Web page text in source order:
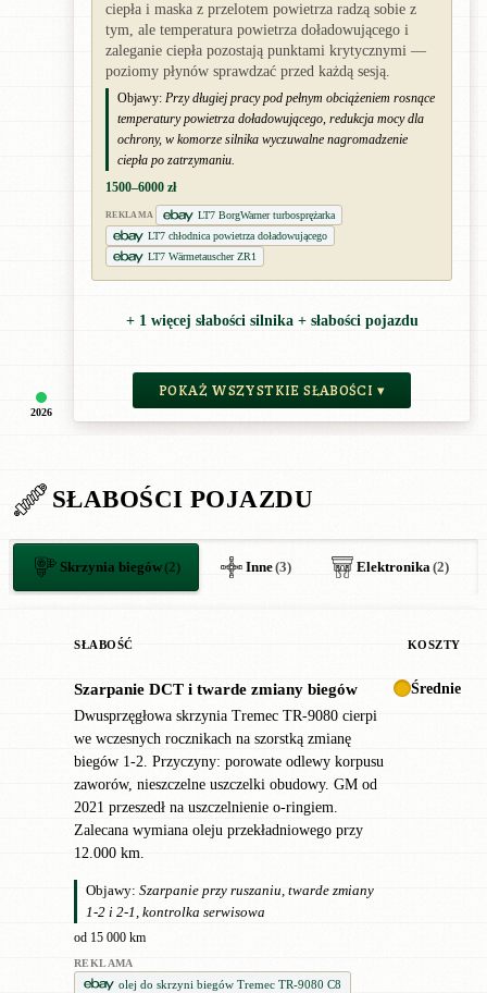
2026
ciepła i maska z przelotem powietrza radzą sobie z
tym, ale temperatura powietrza doładowującego i
zaleganie ciepła pozostają punktami krytycznymi —
poziomy płynów sprawdzać przed każdą sesją.
Objawy: Przy długiej pracy pod pełnym obciążeniem rosnące
temperatury powietrza doładowującego, redukcja mocy dla
ochrony, w komorze silnika wyczuwalne nagromadzenie
ciepła po zatrzymaniu.
1500–6000 zł
REKLAMA
LT7 BorgWarner turbosprężarka
LT7 chłodnica powietrza doładowującego
LT7 Wärmetauscher ZR1
+ 1 więcej słabości silnika + słabości pojazdu
POKAŻ WSZYSTKIE SŁABOŚCI ▾
SŁABOŚCI POJAZDU
Skrzynia biegów(2) Inne(3) Elektronika (2)
SŁABOŚĆ KOSZTY
Szarpanie DCT i twarde zmiany biegów
Dwusprzęgłowa skrzynia Tremec TR-9080 cierpi
we wczesnych rocznikach na szorstką zmianę
biegów 1-2. Przyczyny: porowate odlewy korpusu
zaworów, nieszczelne uszczelki obudowy. GM od
2021 przeszedł na uszczelnienie o-ringiem.
Zalecana wymiana oleju przekładniowego przy
12.000 km.
Objawy: Szarpanie przy ruszaniu, twarde zmiany
1-2 i 2-1, kontrolka serwisowa
od 15 000 km
REKLAMA
olej do skrzyni biegów Tremec TR-9080 C8
Średnie